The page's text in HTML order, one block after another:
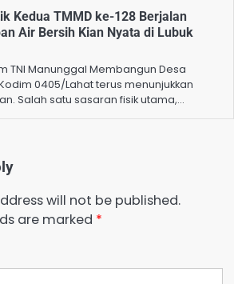
Kedua TMMD ke-128 Berjalan
Air Bersih Kian Nyata di Lubuk
TNI Manunggal Membangun Desa
0405/Lahat terus menunjukkan
Salah satu sasaran fisik utama,…
will not be published.
are marked *